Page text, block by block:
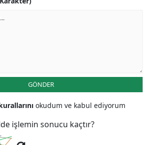
GÖNDER
okudum ve kabul ediyorum
işlemin sonucu kaçtır?